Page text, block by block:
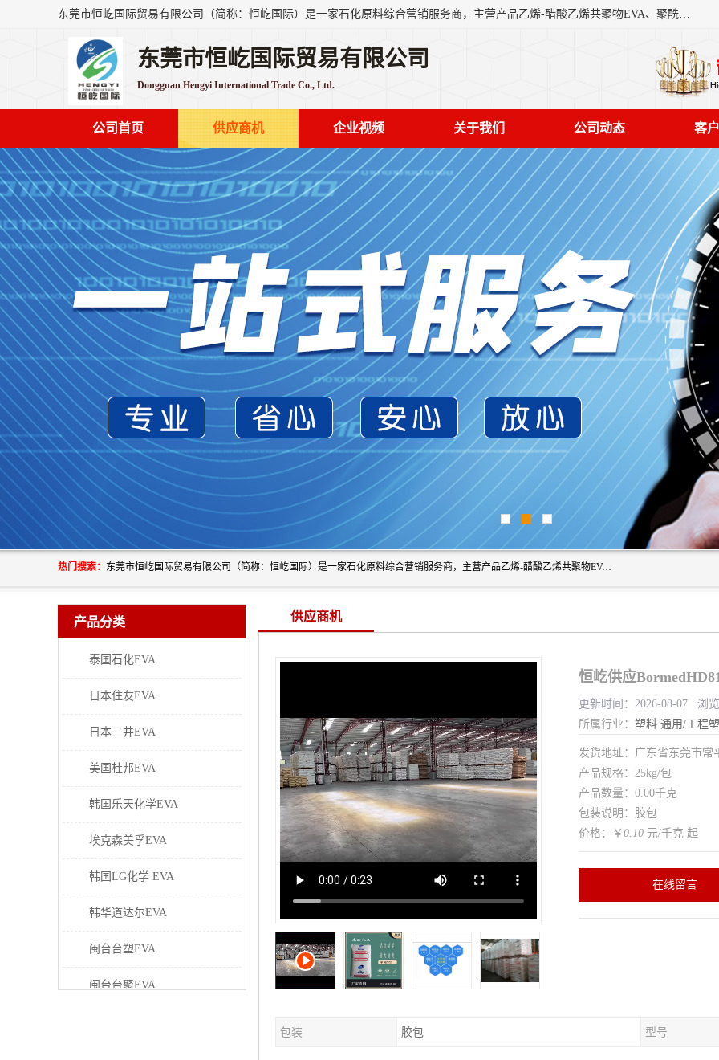
东莞市恒屹国际贸易有限公司（简称：恒屹国际）是一家石化原料综合营销服务商，主营产品乙烯-醋酸乙烯共聚物EVA、聚酰胺PA（尼龙）、醚酯型热塑弹性体TPEE等，公司秉承以市场为导向的战略思想，致力于大宗石化原料在中国市场的营销服务业务，为客户提供一站式的全面服务。
东莞市恒屹国际贸易有限公司
Dongguan Hengyi International Trade Co., Ltd.
公司首页 供应商机 企业视频 关于我们 公司动态 客
热门搜索： 东莞市恒屹国际贸易有限公司（简称：恒屹国际）是一家石化原料综合营销服务商，主营产品乙烯-醋酸乙烯共聚物EVA、聚酰胺PA（尼龙）、醚酯型热塑弹性体TPEE等，公司秉承以市场为导向的战略思想，致力于大宗石化原料在中国市场的营销服务业务，为客户提供一站式的全面服务。
产品分类
泰国石化EVA
日本住友EVA
日本三井EVA
美国杜邦EVA
韩国乐天化学EVA
埃克森美孚EVA
韩国LG化学 EVA
韩华道达尔EVA
闽台台塑EVA
闽台台聚EVA
供应商机
恒屹供应
更新时间：2026-08-07 浏
所属行业： 塑料 通用/工程
发货地址：广东省东莞市常
产品规格：25kg/包
产品数量：0.00千克
包装说明：胶包
价格：￥ 0.10 元/千克 起
在线留言
包装 胶包 型号